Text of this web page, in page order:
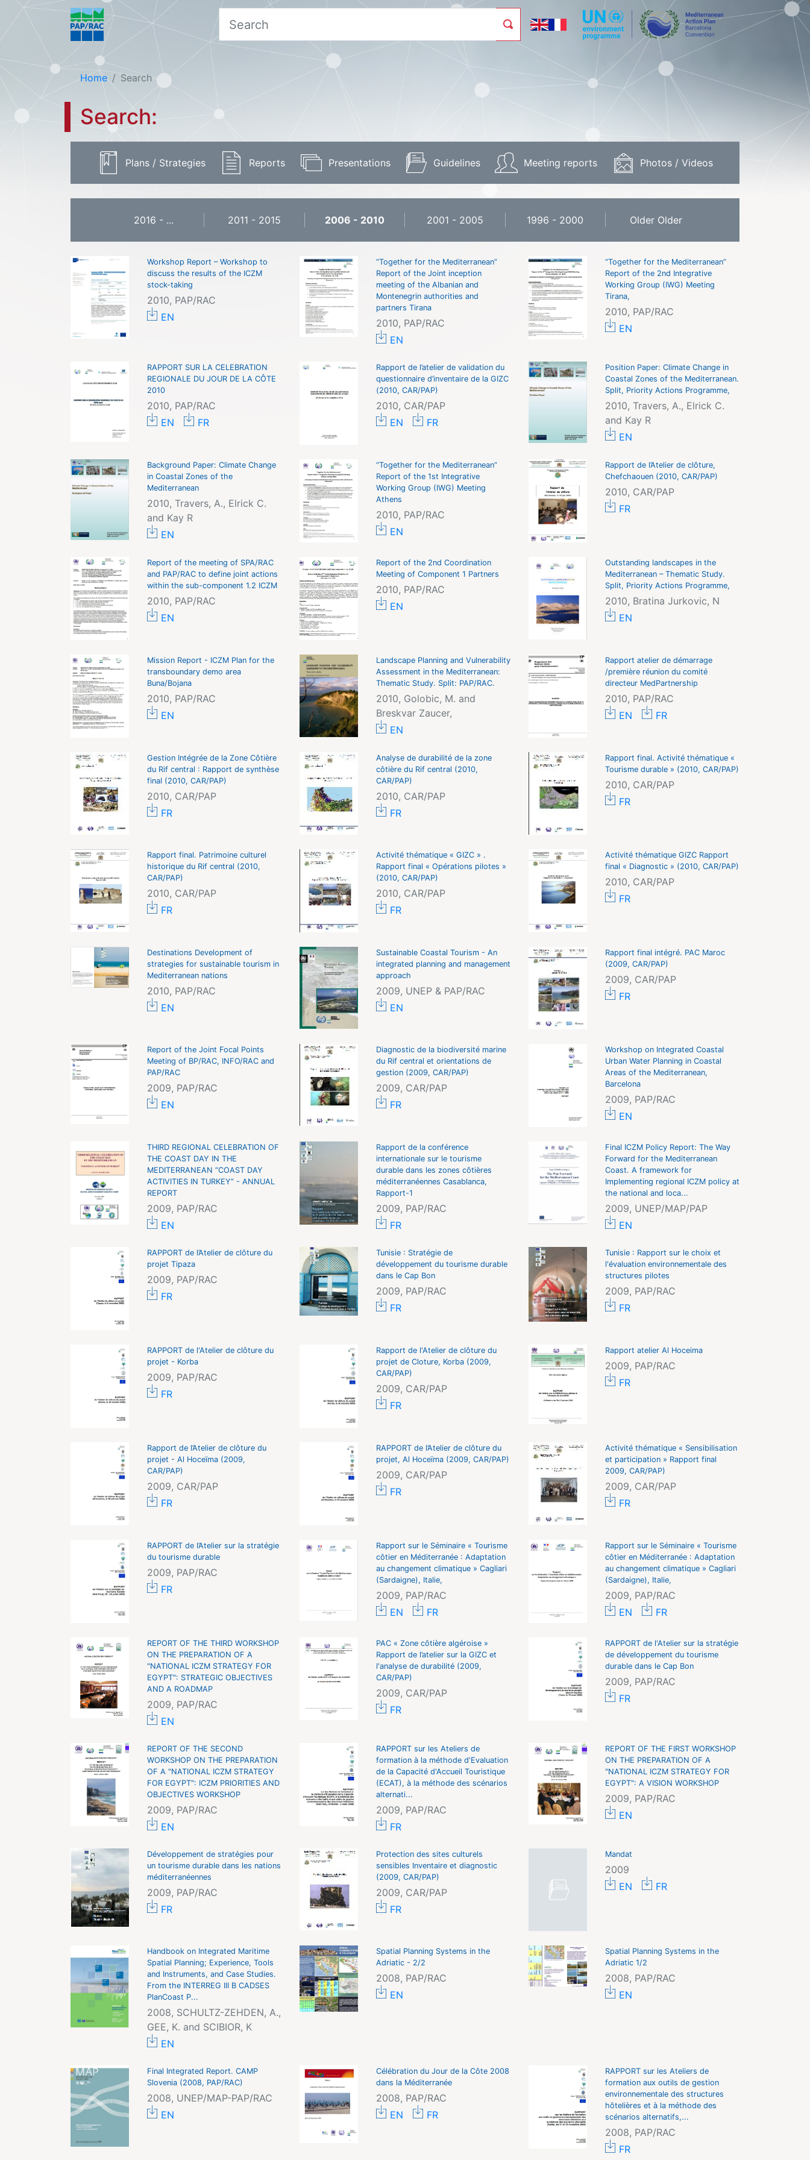
Home Search
Search:
Plans / Strategies Reports Presentations Guidelines Meeting reports Photos / Videos
2016 - ... 2011 - 2015 2006 - 2010 2001 - 2005 1996 - 2000 Older Older
Workshop Report – Workshop to
discuss the results of the ICZM
stock-taking
2010, PAP/RAC
EN
“Together for the Mediterranean”
Report of the Joint inception
meeting of the Albanian and
Montenegrin authorities and
partners Tirana
2010, PAP/RAC
EN
“Together for the Mediterranean”
Report of the 2nd Integrative
Working Group (IWG) Meeting
Tirana,
2010, PAP/RAC
EN
RAPPORT SUR LA CELEBRATION
REGIONALE DU JOUR DE LA CÔTE
2010
2010, PAP/RAC
EN
FR
Rapport de l’atelier de validation du
questionnaire d’inventaire de la GIZC
(2010, CAR/PAP)
2010, CAR/PAP
EN
FR
Position Paper: Climate Change in
Coastal Zones of the Mediterranean.
Split, Priority Actions Programme,
2010, Travers, A., Elrick C.
and Kay R
EN
Background Paper: Climate Change
in Coastal Zones of the
Mediterranean
2010, Travers, A., Elrick C.
and Kay R
EN
“Together for the Mediterranean”
Report of the 1st Integrative
Working Group (IWG) Meeting
Athens
2010, PAP/RAC
EN
Rapport de l’Atelier de clôture,
Chefchaouen (2010, CAR/PAP)
2010, CAR/PAP
FR
Report of the meeting of SPA/RAC
and PAP/RAC to define joint actions
within the sub-component 1.2 ICZM
2010, PAP/RAC
EN
Report of the 2nd Coordination
Meeting of Component 1 Partners
2010, PAP/RAC
EN
Outstanding landscapes in the
Mediterranean – Thematic Study.
Split, Priority Actions Programme,
2010, Bratina Jurkovic, N
EN
Mission Report - ICZM Plan for the
transboundary demo area
Buna/Bojana
2010, PAP/RAC
EN
Landscape Planning and Vulnerability
Assessment in the Mediterranean:
Thematic Study. Split: PAP/RAC.
2010, Golobic, M. and
Breskvar Zaucer,
EN
Rapport atelier de démarrage
/première réunion du comité
directeur MedPartnership
2010, PAP/RAC
EN
FR
Gestion Intégrée de la Zone Côtière
du Rif central : Rapport de synthèse
final (2010, CAR/PAP)
2010, CAR/PAP
FR
Analyse de durabilité de la zone
côtière du Rif central (2010,
CAR/PAP)
2010, CAR/PAP
FR
Rapport final. Activité thématique «
Tourisme durable » (2010, CAR/PAP)
2010, CAR/PAP
FR
Rapport final. Patrimoine culturel
historique du Rif central (2010,
CAR/PAP)
2010, CAR/PAP
FR
Activité thématique « GIZC » .
Rapport final « Opérations pilotes »
(2010, CAR/PAP)
2010, CAR/PAP
FR
Activité thématique GIZC Rapport
final « Diagnostic » (2010, CAR/PAP)
2010, CAR/PAP
FR
Destinations Development of
strategies for sustainable tourism in
Mediterranean nations
2010, PAP/RAC
EN
Sustainable Coastal Tourism - An
integrated planning and management
approach
2009, UNEP & PAP/RAC
EN
Rapport final intégré. PAC Maroc
(2009, CAR/PAP)
2009, CAR/PAP
FR
Report of the Joint Focal Points
Meeting of BP/RAC, INFO/RAC and
PAP/RAC
2009, PAP/RAC
EN
Diagnostic de la biodiversité marine
du Rif central et orientations de
gestion (2009, CAR/PAP)
2009, CAR/PAP
FR
Workshop on Integrated Coastal
Urban Water Planning in Coastal
Areas of the Mediterranean,
Barcelona
2009, PAP/RAC
EN
THIRD REGIONAL CELEBRATION OF
THE COAST DAY IN THE
MEDITERRANEAN “COAST DAY
ACTIVITIES IN TURKEY” - ANNUAL
REPORT
2009, PAP/RAC
EN
Rapport de la conférence
internationale sur le tourisme
durable dans les zones côtières
méditerranéennes Casablanca,
Rapport-1
2009, PAP/RAC
FR
Final ICZM Policy Report: The Way
Forward for the Mediterranean
Coast. A framework for
Implementing regional ICZM policy at
the national and loca...
2009, UNEP/MAP/PAP
EN
RAPPORT de l’Atelier de clôture du
projet Tipaza
2009, PAP/RAC
FR
Tunisie : Stratégie de
développement du tourisme durable
dans le Cap Bon
2009, PAP/RAC
FR
Tunisie : Rapport sur le choix et
l'évaluation environnementale des
structures pilotes
2009, PAP/RAC
FR
RAPPORT de l'Atelier de clôture du
projet - Korba
2009, PAP/RAC
FR
Rapport de l'Atelier de clôture du
projet de Cloture, Korba (2009,
CAR/PAP)
2009, CAR/PAP
FR
Rapport atelier Al Hoceima
2009, PAP/RAC
FR
Rapport de l’Atelier de clôture du
projet - Al Hoceïma (2009,
CAR/PAP)
2009, CAR/PAP
FR
RAPPORT de l’Atelier de clôture du
projet, Al Hoceïma (2009, CAR/PAP)
2009, CAR/PAP
FR
Activité thématique « Sensibilisation
et participation » Rapport final
2009, CAR/PAP)
2009, CAR/PAP
FR
RAPPORT de l’Atelier sur la stratégie
du tourisme durable
2009, PAP/RAC
FR
Rapport sur le Séminaire « Tourisme
côtier en Méditerranée : Adaptation
au changement climatique » Cagliari
(Sardaigne), Italie,
2009, PAP/RAC
EN
FR
Rapport sur le Séminaire « Tourisme
côtier en Méditerranée : Adaptation
au changement climatique » Cagliari
(Sardaigne), Italie,
2009, PAP/RAC
EN
FR
REPORT OF THE THIRD WORKSHOP
ON THE PREPARATION OF A
"NATIONAL ICZM STRATEGY FOR
EGYPT": STRATEGIC OBJECTIVES
AND A ROADMAP
2009, PAP/RAC
EN
PAC « Zone côtière algéroise »
Rapport de l’atelier sur la GIZC et
l'analyse de durabilité (2009,
CAR/PAP)
2009, CAR/PAP
FR
RAPPORT de l'Atelier sur la stratégie
de développement du tourisme
durable dans le Cap Bon
2009, PAP/RAC
FR
REPORT OF THE SECOND
WORKSHOP ON THE PREPARATION
OF A "NATIONAL ICZM STRATEGY
FOR EGYPT": ICZM PRIORITIES AND
OBJECTIVES WORKSHOP
2009, PAP/RAC
EN
RAPPORT sur les Ateliers de
formation à la méthode d'Evaluation
de la Capacité d'Accueil Touristique
(ECAT), à la méthode des scénarios
alternati...
2009, PAP/RAC
FR
REPORT OF THE FIRST WORKSHOP
ON THE PREPARATION OF A
"NATIONAL ICZM STRATEGY FOR
EGYPT": A VISION WORKSHOP
2009, PAP/RAC
EN
Développement de stratégies pour
un tourisme durable dans les nations
méditerranéennes
2009, PAP/RAC
FR
Protection des sites culturels
sensibles Inventaire et diagnostic
(2009, CAR/PAP)
2009, CAR/PAP
FR
Mandat
2009
EN
FR
Handbook on Integrated Maritime
Spatial Planning; Experience, Tools
and Instruments, and Case Studies.
From the INTERREG III B CADSES
PlanCoast P...
2008, SCHULTZ-ZEHDEN, A.,
GEE, K. and SCIBIOR, K
EN
Spatial Planning Systems in the
Adriatic - 2/2
2008, PAP/RAC
EN
Spatial Planning Systems in the
Adriatic 1/2
2008, PAP/RAC
EN
Final Integrated Report. CAMP
Slovenia (2008, PAP/RAC)
2008, UNEP/MAP-PAP/RAC
EN
Célébration du Jour de la Côte 2008
dans la Méditerranée
2008, PAP/RAC
EN
FR
RAPPORT sur les Ateliers de
formation aux outils de gestion
environnementale des structures
hôtelières et à la méthode des
scénarios alternatifs,...
2008, PAP/RAC
FR